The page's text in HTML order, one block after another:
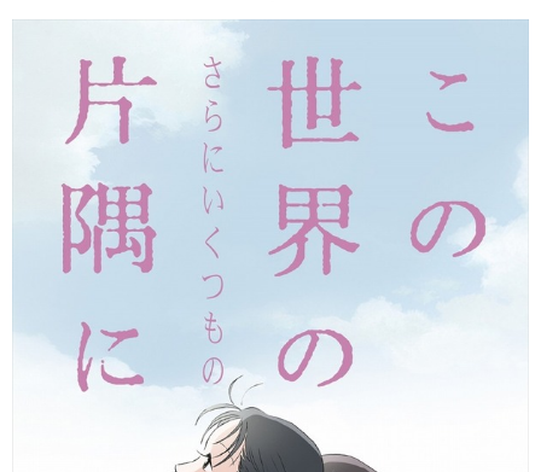
ビジネス
書評 イベント
ゲーム 座談会
アニメ 映画/ドラマ
アニメ！アニメ！TV ABEMA Cafe
連載・コラム